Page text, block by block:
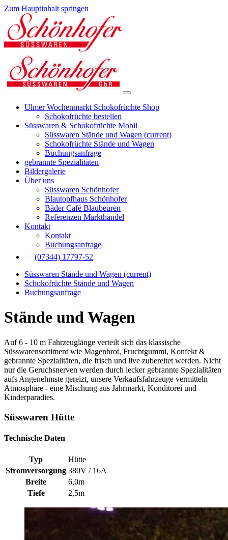
Zum Hauptinhalt springen
Ulmer Wochenmarkt Schokofrüchte Shop
Schokofrüchte bestellen
Süsswaren & Schokofrüchte Mobil
Süsswaren Stände und Wagen (current)
Schokofrüchte Stände und Wagen
Buchungsanfrage
gebrannte Spezialitäten
Bildergalerie
Über uns
Süsswaren Schönhofer
Blautopfhaus Schönhofer
Bäder Café Blaubeuren
Referenzen Markthandel
Kontakt
Kontakt
Buchungsanfrage
(07344) 17797-52
Süsswaren Stände und Wagen (current)
Schokofrüchte Stände und Wagen
Buchungsanfrage
Stände und Wagen
Auf 6 - 10 m Fahrzeuglänge verteilt sich das klassische
Süsswarensortiment wie Magenbrot, Fruchtgummi, Konfekt &
gebrannte Spezialitäten, die frisch und live zubereitet werden. Nicht
nur die Geruchsnerven werden durch lecker gebrannte Spezialitäten
aufs Angenehmste gereizt, unsere Verkaufsfahrzeuge vermitteln
Atmosphäre - eine Mischung aus Jahrmarkt, Konditorei und
Kinderparadies.
Süsswaren Hütte
Technische Daten
Typ
Hütte
Stromversorgung 380V / 16A
Breite
6,0m
Tiefe
2,5m